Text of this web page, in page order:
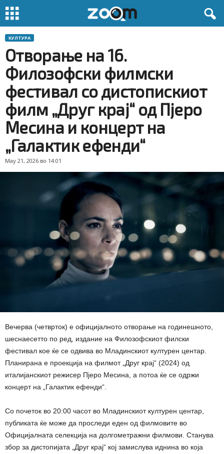
КУЛТУРА
Отворање на 16.
Филозофски филмски
фестивал со дистопискиот
филм „Друг крај“ од Пјеро
Месина и концерт на
„Галактик ефенди“
May 21, 2026 во 14:01
Вечерва (четврток) е официјалното отворање на годинешното,
шеснаесетто по ред, издание на Филозофскиот филски
фестивал кое ќе се одвива во Младинскиот културен центар.
Планирана е проекција на филмот „Друг крај“ (2024) од
италијанскиот режисер Пјеро Месина, а потоа ќе се одржи
концерт на „Галактик ефенди“.
Со почеток во 20:00 часот во Младинскиот културен центар,
публиката ќе може да проследи еден од филмовите во
Официјалната селекција на долгометражни филмови. Станува
збор за дистопијата „Друг крај“ кој замислува иднина во која